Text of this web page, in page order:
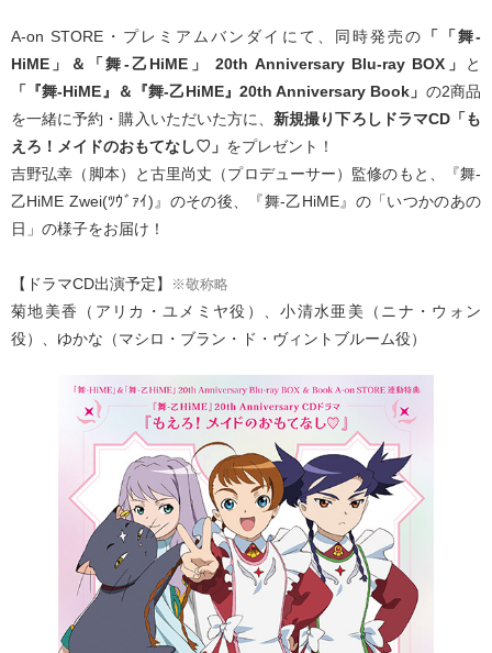
A-on STORE・プレミアムバンダイにて、同時発売の
「「舞-
HiME」＆「舞-乙HiME」 20th Anniversary Blu-ray BOX」
と
「『舞-HiME』＆『舞-乙HiME』20th Anniversary Book」 の2商品
を一緒に予約・購入いただいた方に、新規撮り下ろしドラマCD「も
えろ！メイドのおもてなし♡」 をプレゼント！
吉野弘幸（脚本）と古里尚丈（プロデューサー）監修のもと、『舞-
乙HiME Zwei(ﾂｳﾞｧｲ)』のその後、『舞-乙HiME』の「いつかのあの
日」の様子をお届け！
【ドラマCD出演予定】 ※敬称略
菊地美香（アリカ・ユメミヤ役）、小清水亜美（ニナ・ウォン
役）、ゆかな（マシロ・ブラン・ド・ヴィントブルーム役）